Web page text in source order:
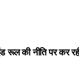
रूल की नीति पर कर